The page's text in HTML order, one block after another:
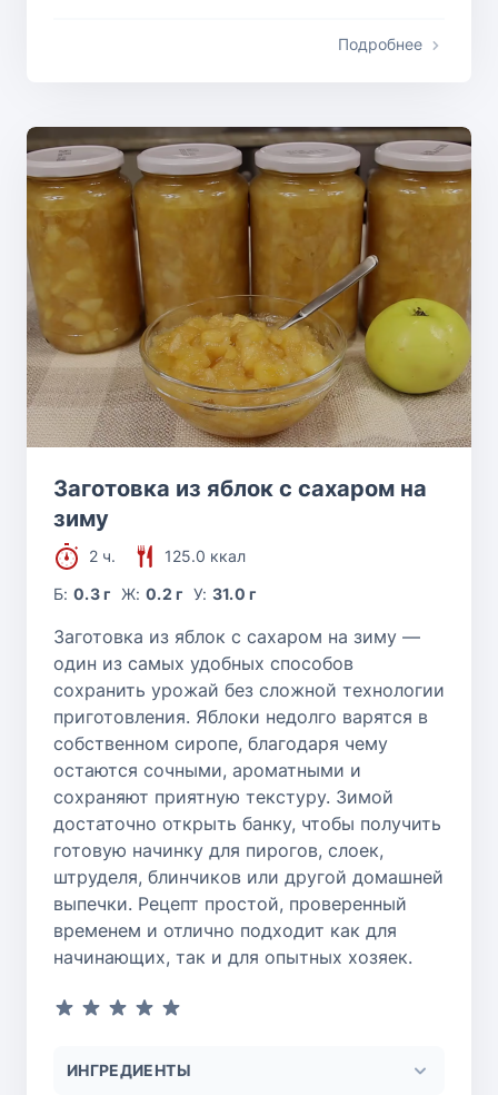
Подробнее
Заготовка из яблок с сахаром на
зиму
2 ч.
125.0 ккал
Б:0.3 г Ж: 0.2 г У: 31.0 г
Заготовка из яблок с сахаром на зиму —
один из самых удобных способов
сохранить урожай без сложной технологии
приготовления. Яблоки недолго варятся в
собственном сиропе, благодаря чему
остаются сочными, ароматными и
сохраняют приятную текстуру. Зимой
достаточно открыть банку, чтобы получить
готовую начинку для пирогов, слоек,
штруделя, блинчиков или другой домашней
выпечки. Рецепт простой, проверенный
временем и отлично подходит как для
начинающих, так и для опытных хозяек.
ИНГРЕДИЕНТЫ